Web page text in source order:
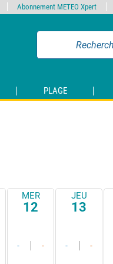
PLAGE
MER
12
- -
JEU
13
- -
Abonnement METEO Xpert